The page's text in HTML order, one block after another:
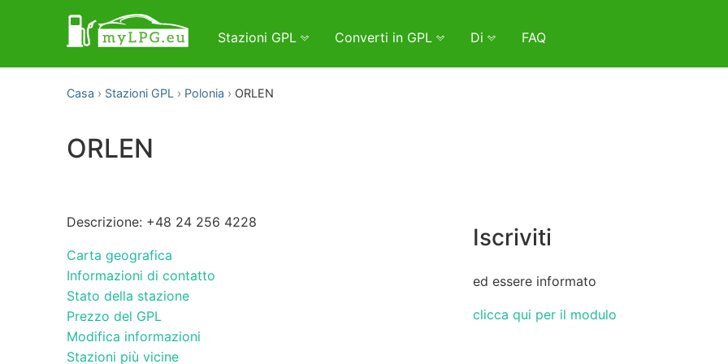
Stazioni GPL Converti in GPL Di FAQ
Casa Stazioni GPL Polonia ORLEN
ORLEN
Descrizione: +48 24 256 4228
Carta geografica
Informazioni di contatto
Stato della stazione
Prezzo del GPL
Modifica informazioni
Stazioni più vicine
Iscriviti
ed essere informato
clicca qui per il modulo